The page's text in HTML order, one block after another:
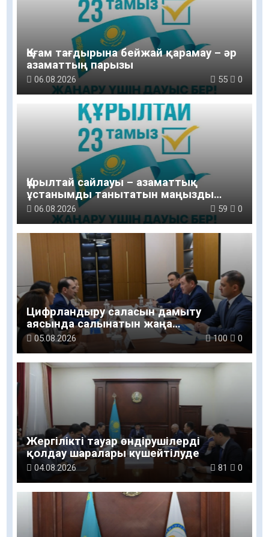
Қоғам тағдырына бейжай қарамау – әр
азаматтың парызы
06.08.2026 55 0
Құрылтай сайлауы – азаматтық
ұстанымды танытатын маңызды
қадам
06.08.2026 59 0
Цифрландыру саласын дамыту
аясында салынатын жаңа
орталықтың жобасы талқыланды
05.08.2026 100 0
Жергілікті тауар өндірушілерді
қолдау шаралары күшейтілуде
04.08.2026 81 0